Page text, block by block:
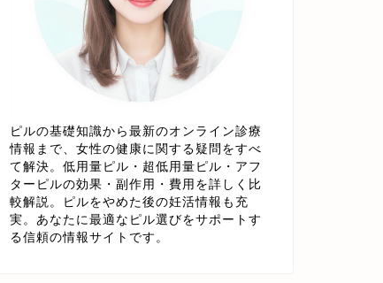
ピルの基礎知識から最新のオンライン診療
情報まで、女性の健康に関する疑問をすべ
て解決。低用量ピル・超低用量ピル・アフ
ターピルの効果・副作用・費用を詳しく比
較解説。ピルをやめた後の妊活情報も充
実。あなたに最適なピル選びをサポートす
る信頼の情報サイトです。